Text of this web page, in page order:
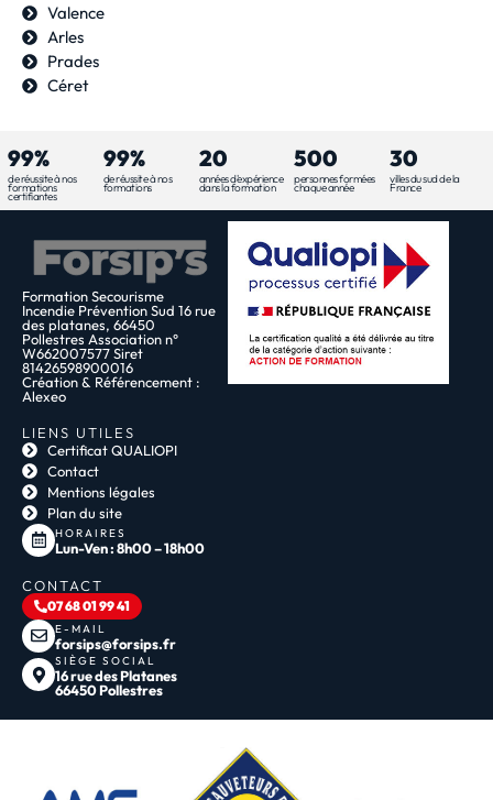
Valence
Arles
Prades
Céret
99%
de réussite à nos
formations
certifiantes
99%
de réussite à nos
formations
20
années d'expérience
dans la formation
500
personnes formées
chaque année
30
villes du sud de la
France
Formation Secourisme
Incendie Prévention Sud 16 rue
des platanes, 66450
Pollestres Association n°
W662007577 Siret
81426598900016
Création & Référencement :
Alexeo
LIENS UTILES
Certificat QUALIOPI
Contact
Mentions légales
Plan du site
HORAIRES
Lun-Ven : 8h00 – 18h00
CONTACT
07 68 01 99 41
E-MAIL
forsips@forsips.fr
SIÈGE SOCIAL
16 rue des Platanes
66450 Pollestres